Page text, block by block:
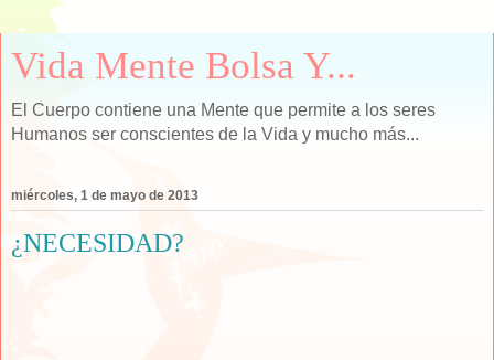
Vida Mente Bolsa Y...
El Cuerpo contiene una Mente que permite a los seres
Humanos ser conscientes de la Vida y mucho más...
miércoles, 1 de mayo de 2013
¿NECESIDAD?